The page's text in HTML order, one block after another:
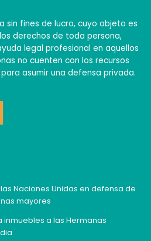
sin fines de lucro, cuyo objeto es
derechos de toda persona,
legal profesional en aquellos
no cuenten con los recursos
asumir una defensa privada.
Naciones Unidas en defensa de
mayores
a las Hermanas